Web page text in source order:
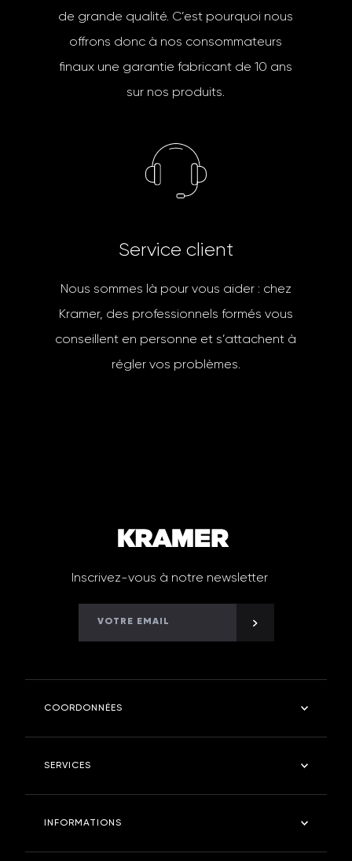
de grande qualité. C’est pourquoi nous
offrons donc à nos consommateurs
finaux une garantie fabricant de 10 ans
sur nos produits.
Service cl ient
Nous sommes là pour vous aider : chez
Kramer, des professionnels formés vous
conseillent en personne et s’attachent à
régler vos problèmes.
Inscrivez-vous à notre newsletter
COORDONNÉES
SERVICES
INFORMATIONS